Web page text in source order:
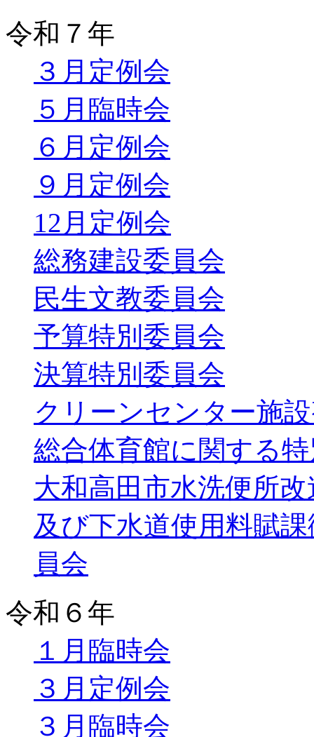
令和７年
３月定例会
５月臨時会
６月定例会
９月定例会
12月定例会
総務建設委員会
民生文教委員会
予算特別委員会
決算特別委員会
クリーンセンター施
総合体育館に関する
大和高田市水洗便所
及び下水道使用料賦
員会
令和６年
１月臨時会
３月定例会
３月臨時会